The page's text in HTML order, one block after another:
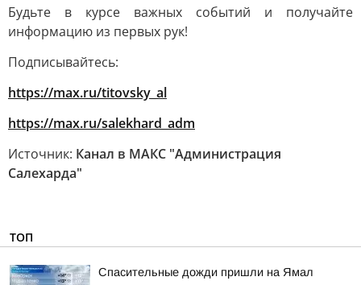
Будьте в курсе важных событий и получайте
информацию из первых рук!
Подписывайтесь:
https://max.ru/titovsky_al
https://max.ru/salekhard_adm
Источник: Канал в МАКС "Администрация
Салехарда"
ТОП
Спасительные дожди пришли на Ямал